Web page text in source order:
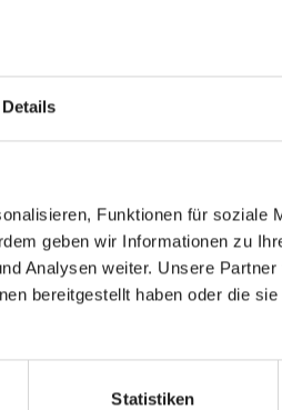
Details
Funktionen für soziale
geben wir Informationen zu
Analysen weiter. Unsere
bereitgestellt haben oder die
Statistiken